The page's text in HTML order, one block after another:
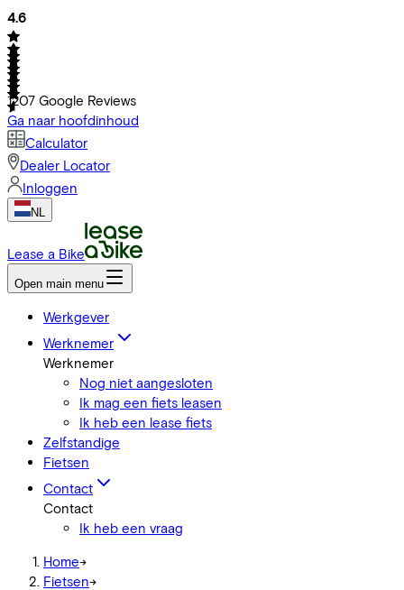
4.6
1207 Google Reviews
Ga naar hoofdinhoud
Calculator
Dealer Locator
Inloggen
NL
Lease a Bike
Open main menu
Werkgever
Werknemer
Werknemer
Nog niet aangesloten
Ik mag een fiets leasen
Ik heb een lease fiets
Zelfstandige
Fietsen
Contact
Contact
Ik heb een vraag
Home->
Fietsen->